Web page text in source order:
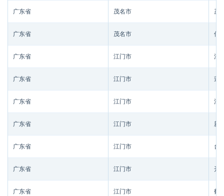
广东省 茂名市 茂
广东省 茂名市 信
广东省 江门市 江
广东省 江门市 蓬
广东省 江门市 江
广东省 江门市 新
广东省 江门市 台
广东省 江门市 开
广东省 江门市 鹤